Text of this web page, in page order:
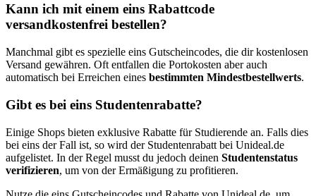
Kann ich mit einem eins Rabattcode
versandkostenfrei bestellen?
Manchmal gibt es spezielle eins Gutscheincodes, die dir kostenlosen
Versand gewähren. Oft entfallen die Portokosten aber auch
automatisch bei Erreichen eines bestimmten Mindestbestellwerts.
Gibt es bei eins Studentenrabatte?
Einige Shops bieten exklusive Rabatte für Studierende an. Falls dies
bei eins der Fall ist, so wird der Studentenrabatt bei Unideal.de
aufgelistet. In der Regel musst du jedoch deinen Studentenstatus
verifizieren, um von der Ermäßigung zu profitieren.